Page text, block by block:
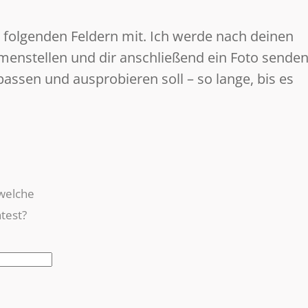
Feldern mit. Ich werde nach deinen
und dir anschließend ein Foto
und ausprobieren soll – so lange, bis es